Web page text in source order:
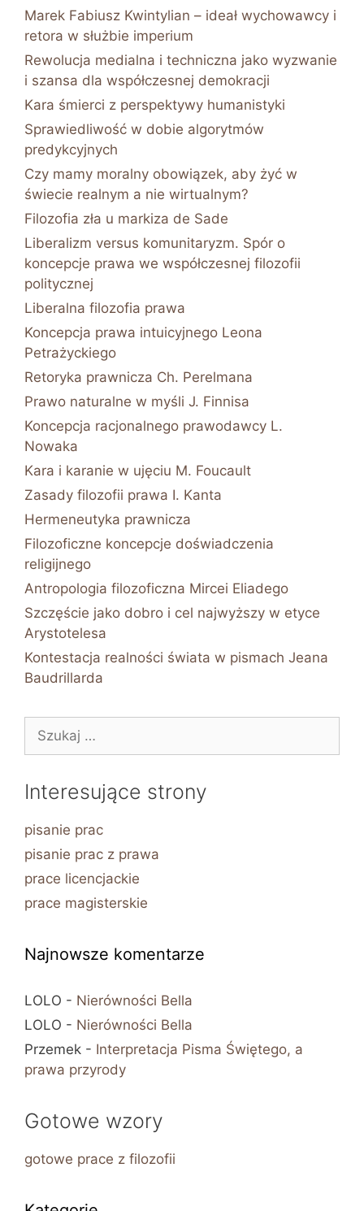
Marek Fabiusz Kwintylian – ideał wychowawcy i
retora w służbie imperium
Rewolucja medialna i techniczna jako wyzwanie
i szansa dla współczesnej demokracji
Kara śmierci z perspektywy humanistyki
Sprawiedliwość w dobie algorytmów
predykcyjnych
Czy mamy moralny obowiązek, aby żyć w
świecie realnym a nie wirtualnym?
Filozofia zła u markiza de Sade
Liberalizm versus komunitaryzm. Spór o
koncepcje prawa we współczesnej filozofii
politycznej
Liberalna filozofia prawa
Koncepcja prawa intuicyjnego Leona
Petrażyckiego
Retoryka prawnicza Ch. Perelmana
Prawo naturalne w myśli J. Finnisa
Koncepcja racjonalnego prawodawcy L.
Nowaka
Kara i karanie w ujęciu M. Foucault
Zasady filozofii prawa I. Kanta
Hermeneutyka prawnicza
Filozoficzne koncepcje doświadczenia
religijnego
Antropologia filozoficzna Mircei Eliadego
Szczęście jako dobro i cel najwyższy w etyce
Arystotelesa
Kontestacja realności świata w pismach Jeana
Baudrillarda
Interesujące strony
pisanie prac
pisanie prac z prawa
prace licencjackie
prace magisterskie
Najnowsze komentarze
LOLO - Nierówności Bella
LOLO - Nierówności Bella
Przemek - Interpretacja Pisma Świętego, a
prawa przyrody
Gotowe wzory
gotowe prace z filozofii